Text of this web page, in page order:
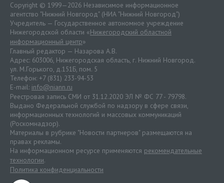
Copyright © 1999—2026 Независимое информационное
агентство "Нижний Новгород" (НИА "Нижний Новгород")
Учредитель — Государственное автономное учреждение
Нижегородской области «Нижегородский областной
информационный центр»
Главный редактор — Назарова А.В.
Адрес: 603006, Нижегородская область, г. Нижний Новгород.
ул. М.Горького, д.151Б, пом. 5
Телефон: +7 (831) 233-94-53
E-mail: info@niann.ru
Реестровая запись СМИ от 31.12.2020 ЭЛ № ФС 77 - 79798.
Выдано Федеральной службой по надзору в сфере связи,
информационных технологий и массовых коммуникаций
(Роскомнадзор).
Материалы в рубрике "Новости партнеров" размещаются на
правах рекламы.
На информационном ресурсе применяются рекомендательные
технологии.
Политика конфиденциальности